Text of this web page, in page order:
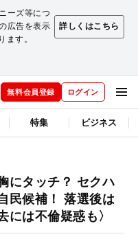
ーズ等につ
広告を表示
ます。
詳しくはこちら
無料会員登録 ログイン
特集 ビジネス
にタッチ？ セクハ
民候補！ 落選後は
には不倫疑惑も〉